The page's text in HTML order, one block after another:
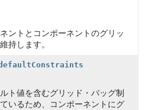
ントとコンポーネントのグリッ
持します。
ト値を含むグリッド・バッグ制
いるため、コンポーネントにグ